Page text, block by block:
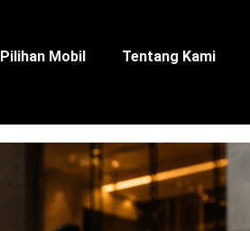
Pilihan Mobil Tentang Kami